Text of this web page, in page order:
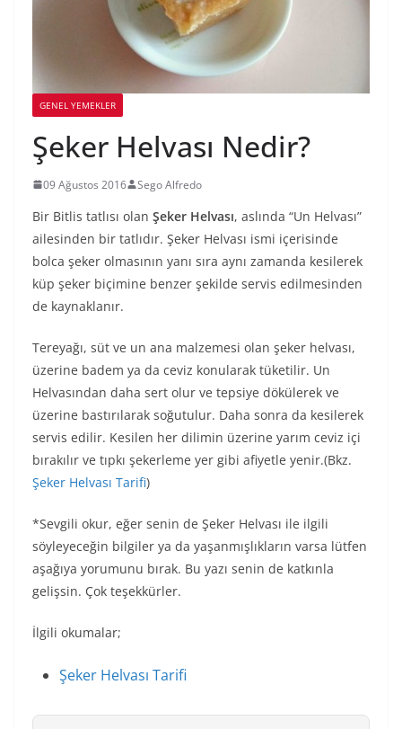
GENEL YEMEKLER
Şeker Helvası Nedir?
09 Ağustos 2016 Sego Alfredo
Bir Bitlis tatlısı olan Şeker Helvası, aslında “Un Helvası”
ailesinden bir tatlıdır. Şeker Helvası ismi içerisinde
bolca şeker olmasının yanı sıra aynı zamanda kesilerek
küp şeker biçimine benzer şekilde servis edilmesinden
de kaynaklanır.
Tereyağı, süt ve un ana malzemesi olan şeker helvası,
üzerine badem ya da ceviz konularak tüketilir. Un
Helvasından daha sert olur ve tepsiye dökülerek ve
üzerine bastırılarak soğutulur. Daha sonra da kesilerek
servis edilir. Kesilen her dilimin üzerine yarım ceviz içi
bırakılır ve tıpkı şekerleme yer gibi afiyetle yenir.(Bkz.
Şeker Helvası Tarifi)
*Sevgili okur, eğer senin de Şeker Helvası ile ilgili
söyleyeceğin bilgiler ya da yaşanmışlıkların varsa lütfen
aşağıya yorumunu bırak. Bu yazı senin de katkınla
gelişsin. Çok teşekkürler.
İlgili okumalar;
Şeker Helvası Tarifi